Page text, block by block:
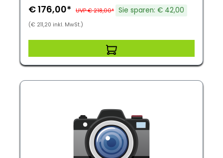
€ 176,00* UVP € 218,00* Sie sparen: € 42,00
(€ 211,20 inkl. MwSt.)